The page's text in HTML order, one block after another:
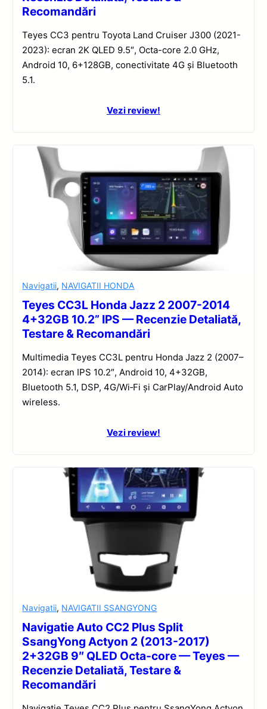
Recomandări
Teyes CC3 pentru Toyota Land Cruiser J300 (2021-
2023): ecran 2K QLED 9.5″, Octa-core 2.0 GHz,
Android 10, 6+128GB, conectivitate 4G și Bluetooth
5.1.
Vezi review!
Navigatii, NAVIGATII HONDA
Teyes CC3L Honda Jazz 2 2007-2014
4+32GB 10.2” IPS — Recenzie Detaliată,
Testare & Recomandări
Multimedia Teyes CC3L pentru Honda Jazz 2 (2007–
2014): ecran IPS 10.2″, Android 10, 4+32GB,
Bluetooth 5.1, DSP, 4G/Wi‑Fi și CarPlay/Android Auto
wireless.
Vezi review!
Navigatii, NAVIGATII SSANGYONG
Navigatie Auto CC2 Plus Split
SsangYong Actyon 2 (2013-2017)
2+32GB 9″ QLED Octa-core — Teyes —
Recenzie Detaliată, Testare &
Recomandări